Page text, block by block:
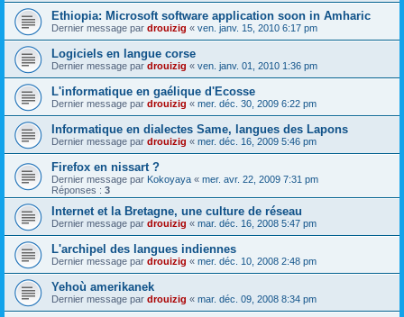
Ethiopia: Microsoft software application soon in Amharic
Dernier message par drouizig « ven. janv. 15, 2010 6:17 pm
Logiciels en langue corse
Dernier message par drouizig « ven. janv. 01, 2010 1:36 pm
L'informatique en gaélique d'Ecosse
Dernier message par drouizig « mer. déc. 30, 2009 6:22 pm
Informatique en dialectes Same, langues des Lapons
Dernier message par drouizig « mer. déc. 16, 2009 5:46 pm
Firefox en nissart ?
Dernier message par Kokoyaya « mer. avr. 22, 2009 7:31 pm
Réponses : 3
Internet et la Bretagne, une culture de réseau
Dernier message par drouizig « mar. déc. 16, 2008 5:47 pm
L'archipel des langues indiennes
Dernier message par drouizig « mer. déc. 10, 2008 2:48 pm
Yehoù amerikanek
Dernier message par drouizig « mar. déc. 09, 2008 8:34 pm